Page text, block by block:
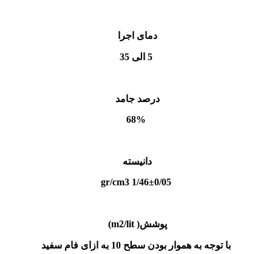
دمای اجرا
5 الی 35
درصد جامد
68%
دانیسته
1/46±0/05 gr/cm3
پوشش( m2/lit)
با توجه به هموار بودن سطح 10 به ازای فام سفید